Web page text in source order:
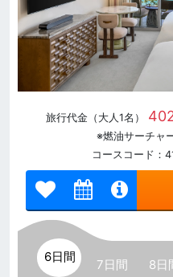
旅行代金（大人1名）
※燃油サーチャ
コースコード：
6日間
7日間 8日